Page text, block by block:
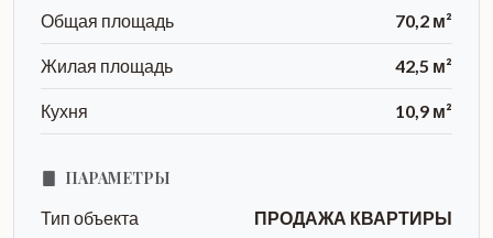
Общая площадь
70,2 м²
Жилая площадь 42,5 м²
Кухня 10,9 м²
ПАРАМЕТРЫ
Тип объекта
ПРОДАЖА КВАРТИРЫ